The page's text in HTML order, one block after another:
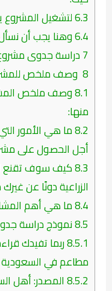
6.3لتشغيل المشروع
6.4وهنا يجب أن نسأل
7دراسة جدوى
8وصف ملخص
8.1وصف ملخص
منها:
8.2ما هي الأمور
أجل الحصول على
8.3كيف سوف تقنع
الزراعية دونًا عن
8.4ما هي أهم
8.5نموذج دراسة
8.5.1
مطاعم في السعودية
8.5.2المصدر: أهل